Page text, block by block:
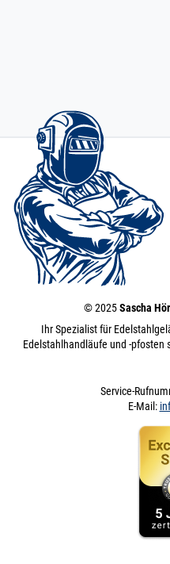
© 2025Sascha
Ihr Spezialist für
Edelstahlhandläufe und -pfosten
Service-
E-Mail: